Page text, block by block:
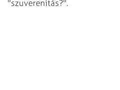
"szuverenitás?".